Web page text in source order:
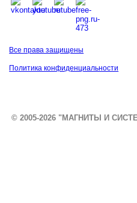
Все права защищены
Политика конфиденциальности
© 2005-2026 "МАГНИТЫ И